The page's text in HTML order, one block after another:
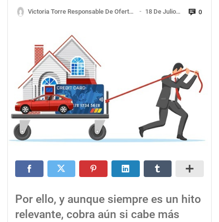
Victoria Torre Responsable De Oferta Digital Singular Bank 18 De Julio De 2025 0
Por ello, y aunque siempre es un hito
relevante, cobra aún si cabe más